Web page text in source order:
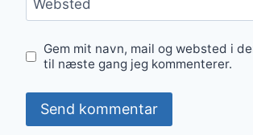
Websted
Gem mit navn, mail og websted i
til næste gang jeg kommenterer.